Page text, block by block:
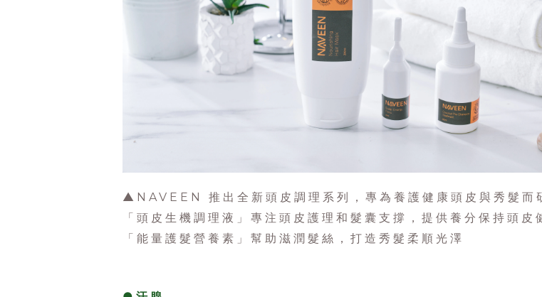
▲ NAVEEN 推出全新頭皮調理系列，專為養護健康頭皮與秀髮而
「頭皮生機調理液」專注頭皮護理和髮囊支撐，提供養分保持頭皮
「能量護髮營養素」幫助滋潤髮絲，打造秀髮柔順光澤